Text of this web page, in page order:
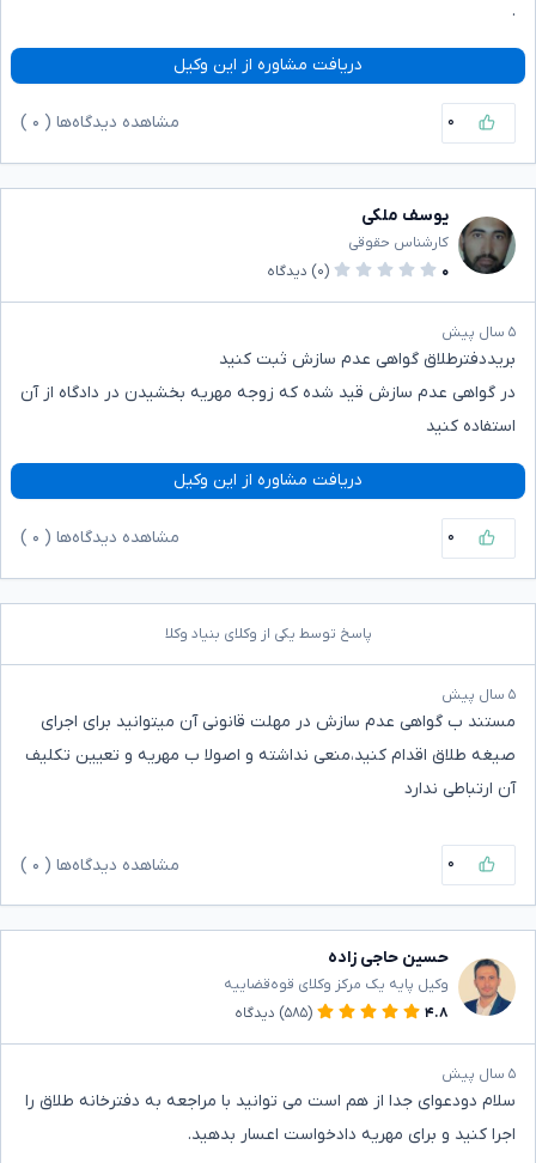
.
دریافت مشاوره از این وکیل
۰ مشاهده دیدگاه‌ها ( ۰
یوسف ملکی
کارشناس حقوقی
۰
(۰) دیدگاه
۵ سال پیش
بریددفترطلاق گواهی عدم سازش ثبت کنید
در گواهی عدم سازش قید شده که زوجه مهریه بخشیدن در دادگاه از آن
استفاده کنید
دریافت مشاوره از این وکیل
۰ مشاهده دیدگاه‌ها ( ۰
پاسخ توسط یکی از وکلای بنیاد وکلا
۵ سال پیش
مستند ب گواهی عدم سازش در مهلت قانونی آن میتوانید برای اجرای
صیغه طلاق اقدام کنید،منعی نداشته و اصولا ب مهریه و تعیین تکلیف
آن ارتباطی ندارد
۰ مشاهده دیدگاه‌ها ( ۰
حسین حاجی زاده
وکیل پایه یک مرکز وکلای قوه‌قضاییه
۴.۸
(۵۸۵) دیدگاه
۵ سال پیش
سلام دودعوای جدا از هم است می توانید با مراجعه به دفترخانه طلاق را
اجرا کنید و برای مهریه دادخواست اعسار بدهید.